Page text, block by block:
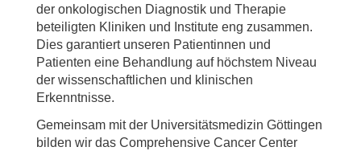
der onkologischen Diagnostik und Therapie
beteiligten Kliniken und Institute eng zusammen.
Dies garantiert unseren Patientinnen und
Patienten eine Behandlung auf höchstem Niveau
der wissenschaftlichen und klinischen
Erkenntnisse.
Gemeinsam mit der Universitätsmedizin Göttingen
bilden wir das Comprehensive Cancer Center